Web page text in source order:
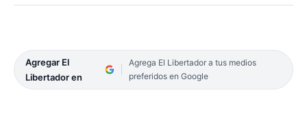
Agregar El
Libertador en
Agrega El Libertador a tus medios
preferidos en Google